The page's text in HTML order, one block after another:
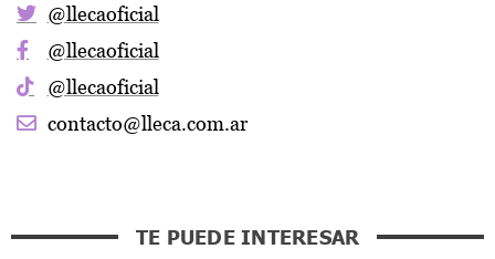
@llecaoficial
@llecaoficial
@llecaoficial
contacto@lleca.com.ar
TE PUEDE INTERESAR